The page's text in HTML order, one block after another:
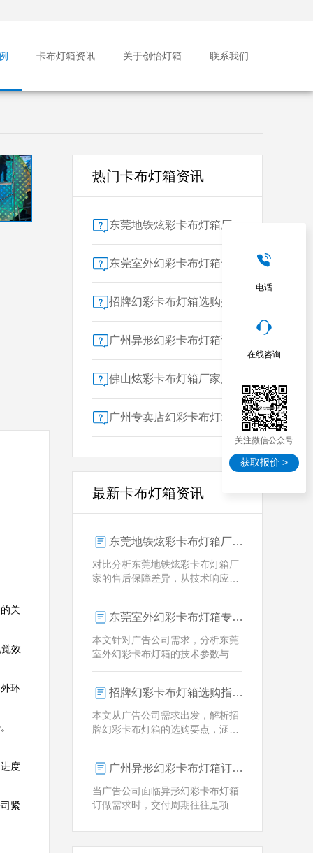
卡布灯箱资讯 关于创怡灯箱 联系我们
关
效
环
度
紧
热门卡布灯箱资讯
广州专卖店幻彩卡布灯箱选购指南：一位广告总监的售后保障启示录
最新卡布灯箱资讯
东莞地铁炫彩卡布灯箱厂家售后保障对比指南：广告公司选型核心要素解析
对比分析东莞地铁炫彩卡布灯箱厂
家的售后保障差异，从技术响应、
在动态效果与全天候耐用性上的专
业解决方案。
东莞室外幻彩卡布灯箱专业供应商技术解析
本文针对广告公司需求，分析东莞
室外幻彩卡布灯箱的技术参数与定
招牌幻彩卡布灯箱选购指南：广州广告公司专业视角
本文从广告公司需求出发，解析招
牌幻彩卡布灯箱的选购要点，涵盖
户提供专业解决方案。
广州异形幻彩卡布灯箱订做：广告人必看的交付周期决策指南
当广告公司面临异形幻彩卡布灯箱
订做需求时，交付周期往往是项目
过技术预配与柔性生产体系，将定
制周期压缩至行业领先水平？
电话
在线咨询
关注微信公众号
获取报价 >